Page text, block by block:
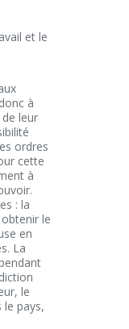
et le
à
leur
ordres
cette
à
: la
le
en
La
le
le pays,